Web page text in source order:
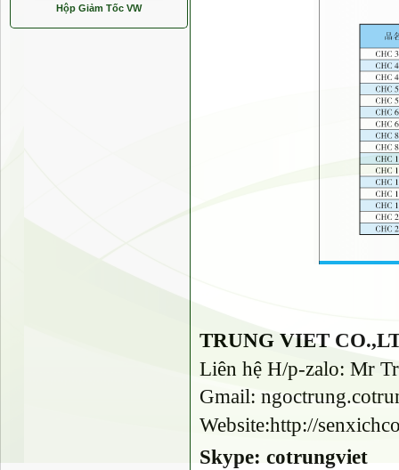
TRUNG VIET
Liên hệ H/p-zalo: Mr
Gmail:
Website:http://
Skype: cotrungviet
Hộp Giảm Tốc VW